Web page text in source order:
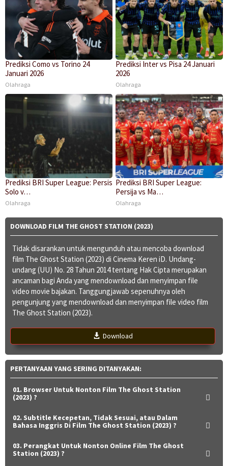
Prediksi Como vs Torino 24
Januari 2026
Olahraga
Prediksi Inter vs Pisa 24 Januari
2026
Olahraga
Prediksi BRI Super League: Persis
Solo v…
Olahraga
Prediksi BRI Super League:
Persija vs Ma…
Olahraga
DOWNLOAD FILM THE GHOST STATION (2023)
Tidak disarankan untuk mengunduh atau mencoba download
film The Ghost Station (2023) di Cinema Keren iD. Undang-
undang (UU) No. 28 Tahun 2014 tentang Hak Cipta merupakan
ancaman bagi Anda yang mendownload dan menyimpan file
video movie bajakan. Tanggungjawab sepenuhnya oleh
pengunjung yang mendownload dan menyimpan file video film
The Ghost Station (2023).
Download
PERTANYAAN YANG SERING DITANYAKAN:
01. Browser Untuk Nonton Film The Ghost Station
(2023) ?
02. Subtitle Kecepetan, Tidak Sesuai, atau Dalam
Bahasa Inggris Di Film The Ghost Station (2023) ?
03. Perangkat Untuk Nonton Online Film The Ghost
Station (2023) ?